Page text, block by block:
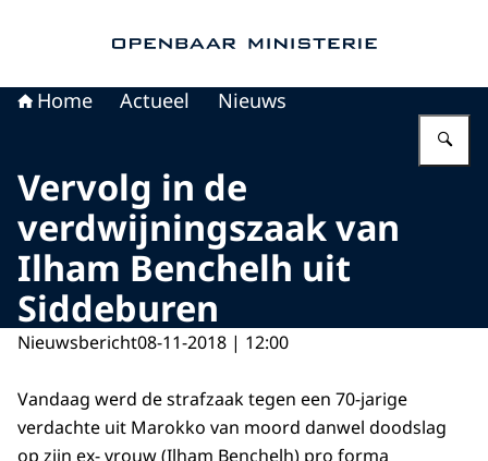
Home Actueel Nieuws
Vervolg in de
verdwijningszaak van
Ilham Benchelh uit
Siddeburen
Nieuwsbericht08-11-2018 | 12:00
Vandaag werd de strafzaak tegen een 70-jarige
verdachte uit Marokko van moord danwel doodslag
op zijn ex- vrouw (Ilham Benchelh) pro forma